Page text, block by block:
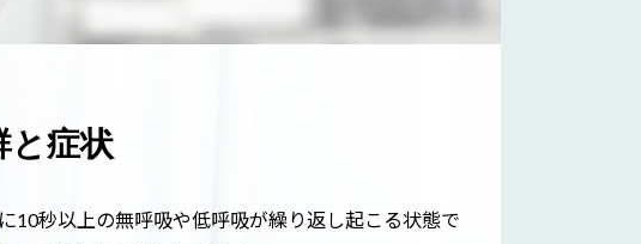
と症状
10秒以上の無呼吸や低呼吸が繰り返し起こる状態で